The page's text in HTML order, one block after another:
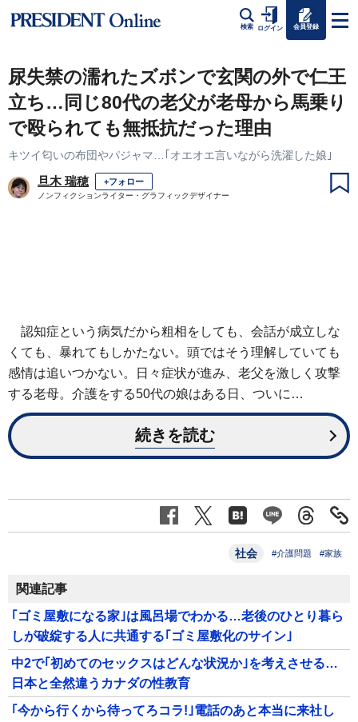
検索 ログイン 会員登録
尿失禁の濡れたズボンで玄関の外で仁王
立ち…同じ80代の老父が老母から馬乗り
で殴られても無抵抗だった理由
キツイ匂いの布団やパジャマ…｢オエオエ言いながら洗濯した娘｣
旦木 瑞穂 +フォロー
ノンフィクションライター・グラフィックデザイナー
認知症という病気だから粗相をしても、会話が成立しな
くても、暴れてもしかたない。頭ではそう理解していても
感情は追いつかない。日々症状が進み、老父を激しく攻撃
する老母。介護をする50代の娘はある日、ついに…
続きを読む
社会 #介護問題 #家族
関連記事
｢ゴミ屋敷になる家｣は風呂場でわかる…老後のひとり暮ら
しが破綻する人に共通する｢ゴミ屋敷化のサイン｣
中2で｢初めてのセックスはどんな状況か｣を考えさせる…
日本と全然違うカナダの性教育
｢今から行くから待ってろコラ!｣電話のあと本当に来社し